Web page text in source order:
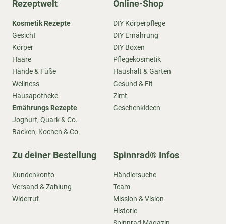
Rezeptwelt
Kosmetik Rezepte
Gesicht
Körper
Haare
Hände & Füße
Wellness
Hausapotheke
Ernährungs Rezepte
Joghurt, Quark & Co.
Backen, Kochen & Co.
Online-Shop
DIY Körperpflege
DIY Ernährung
DIY Boxen
Pflegekosmetik
Haushalt & Garten
Gesund & Fit
Zimt
Geschenkideen
Zu deiner Bestellung
Kundenkonto
Versand & Zahlung
Widerruf
Spinnrad® Infos
Händlersuche
Team
Mission & Vision
Historie